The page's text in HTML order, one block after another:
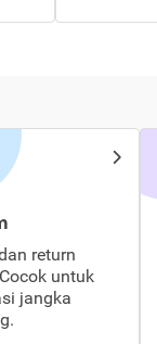
return
untuk
jangka